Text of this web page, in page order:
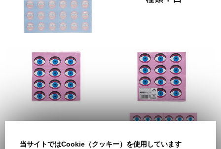
当サイトではCookie（クッキー）を使用しています